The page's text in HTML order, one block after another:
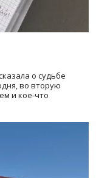
о судьбе
во вторую
и кое-что